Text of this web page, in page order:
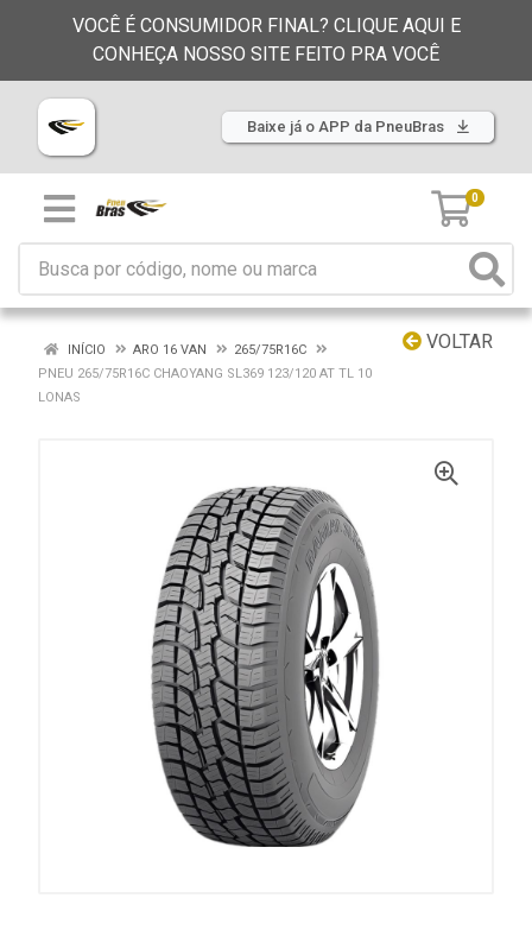
VOCÊ É CONSUMIDOR FINAL? CLIQUE AQUI E
CONHEÇA NOSSO SITE FEITO PRA VOCÊ
Baixe já o APP da PneuBras
0
VOLTAR
INÍCIO ARO 16 VAN
265/75R16C
PNEU 265/75R16C CHAOYANG SL369 123/120 AT TL 10
LONAS